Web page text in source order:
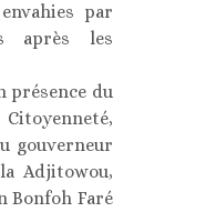
par
après les
présence du
gouverneur
Adjitowou,
Bonfoh Faré